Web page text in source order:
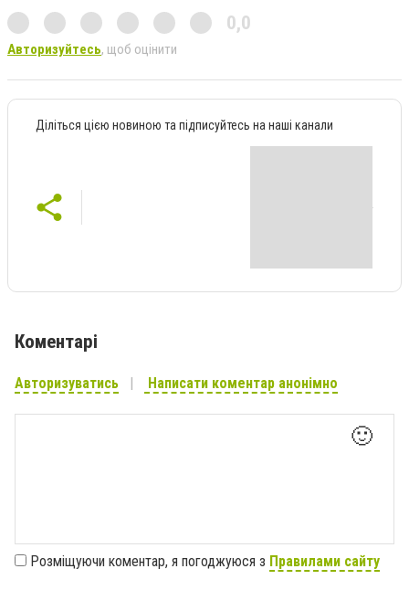
0,0
Авторизуйтесь, щоб оцінити
Діліться цією новиною та підписуйтесь на наші канали
Коментарі
Авторизуватись Написати коментар анонімно
🙂
Розміщуючи коментар, я погоджуюся з Правилами сайту